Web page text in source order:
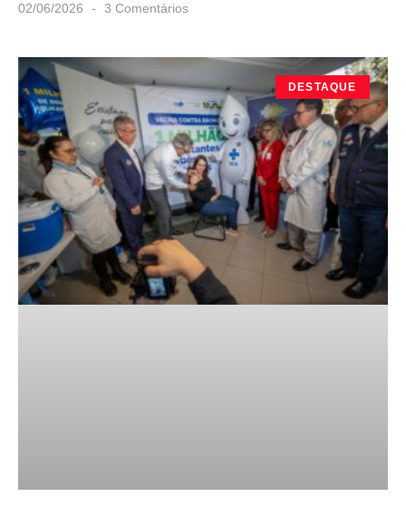
02/06/2026 3 Comentários
DESTAQUE